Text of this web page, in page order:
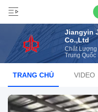
Jiangyin
Co.,Ltd
Chất Lượng
Trung Quốc
TRANG CHỦ VIDEO